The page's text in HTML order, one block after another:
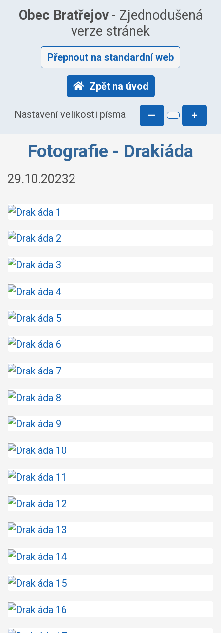
Obec Bratřejov- Zjednodušená
verze stránek
Přepnout na standardní web
Zpět na úvod
Nastavení velikosti písma — +
Fotografie - Drakiáda
29.10.20232